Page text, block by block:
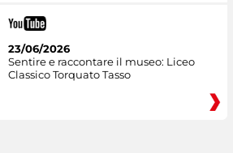
23/06/2026
Sentire e raccontare il museo: Liceo
Classico Torquato Tasso